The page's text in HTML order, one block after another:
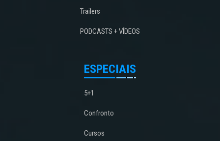
Trailers
PODCASTS + VÍDEOS
ESPECIAIS
5+1
Confronto
Cursos